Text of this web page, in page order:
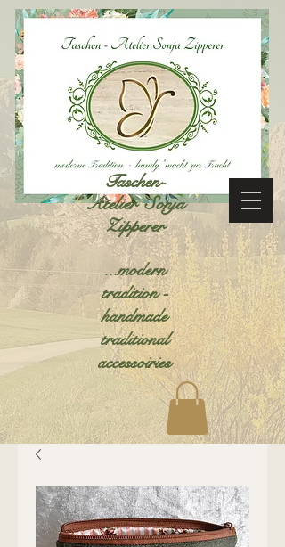
Taschen-
Atelier Sonja
Zipperer
...modern
tradition -
handmade
traditional
accessoiries